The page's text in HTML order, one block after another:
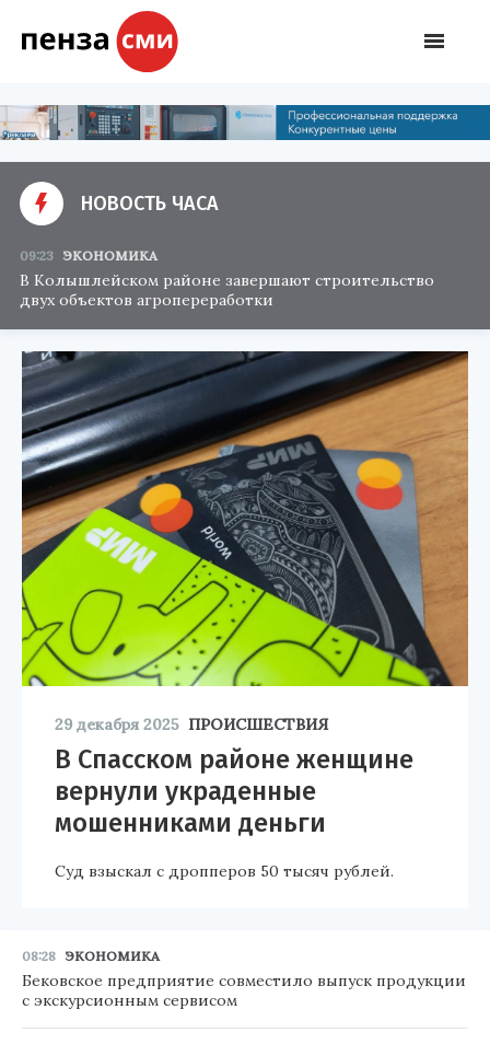
НОВОСТЬ ЧАСА
09:23 ЭКОНОМИКА
В Колышлейском районе завершают строительство
двух объектов агропереработки
29 декабря 2025 ПРОИСШЕСТВИЯ
В Спасском районе женщине
вернули украденные
мошенниками деньги
Суд взыскал с дропперов 50 тысяч рублей.
08:28 ЭКОНОМИКА
Бековское предприятие совместило выпуск продукции
с экскурсионным сервисом